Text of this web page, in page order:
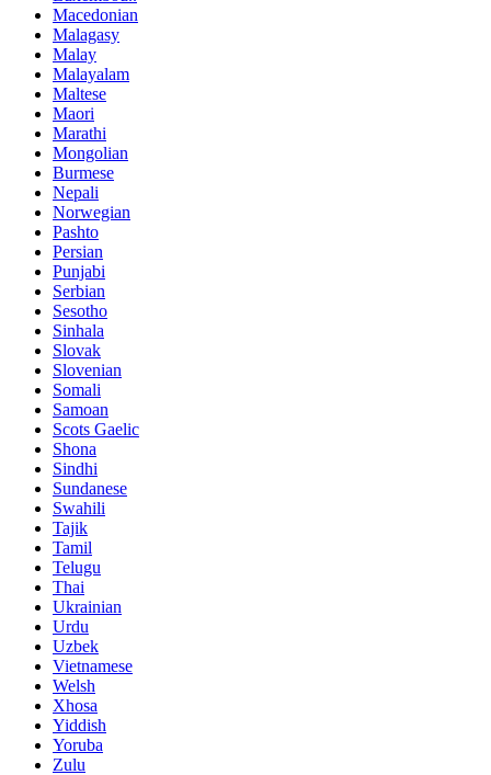
Macedonian
Malagasy
Malay
Malayalam
Maltese
Maori
Marathi
Mongolian
Burmese
Nepali
Norwegian
Pashto
Persian
Punjabi
Serbian
Sesotho
Sinhala
Slovak
Slovenian
Somali
Samoan
Scots Gaelic
Shona
Sindhi
Sundanese
Swahili
Tajik
Tamil
Telugu
Thai
Ukrainian
Urdu
Uzbek
Vietnamese
Welsh
Xhosa
Yiddish
Yoruba
Zulu